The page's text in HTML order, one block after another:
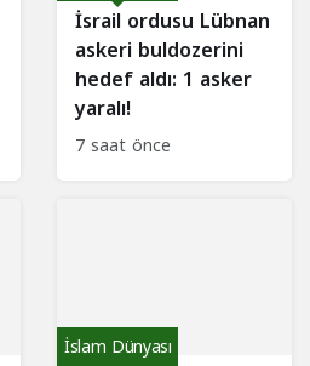
İsrail ordusu Lübnan
askeri buldozerini
hedef aldı: 1 asker
yaralı!
7 saat önce
İslam Dünyası